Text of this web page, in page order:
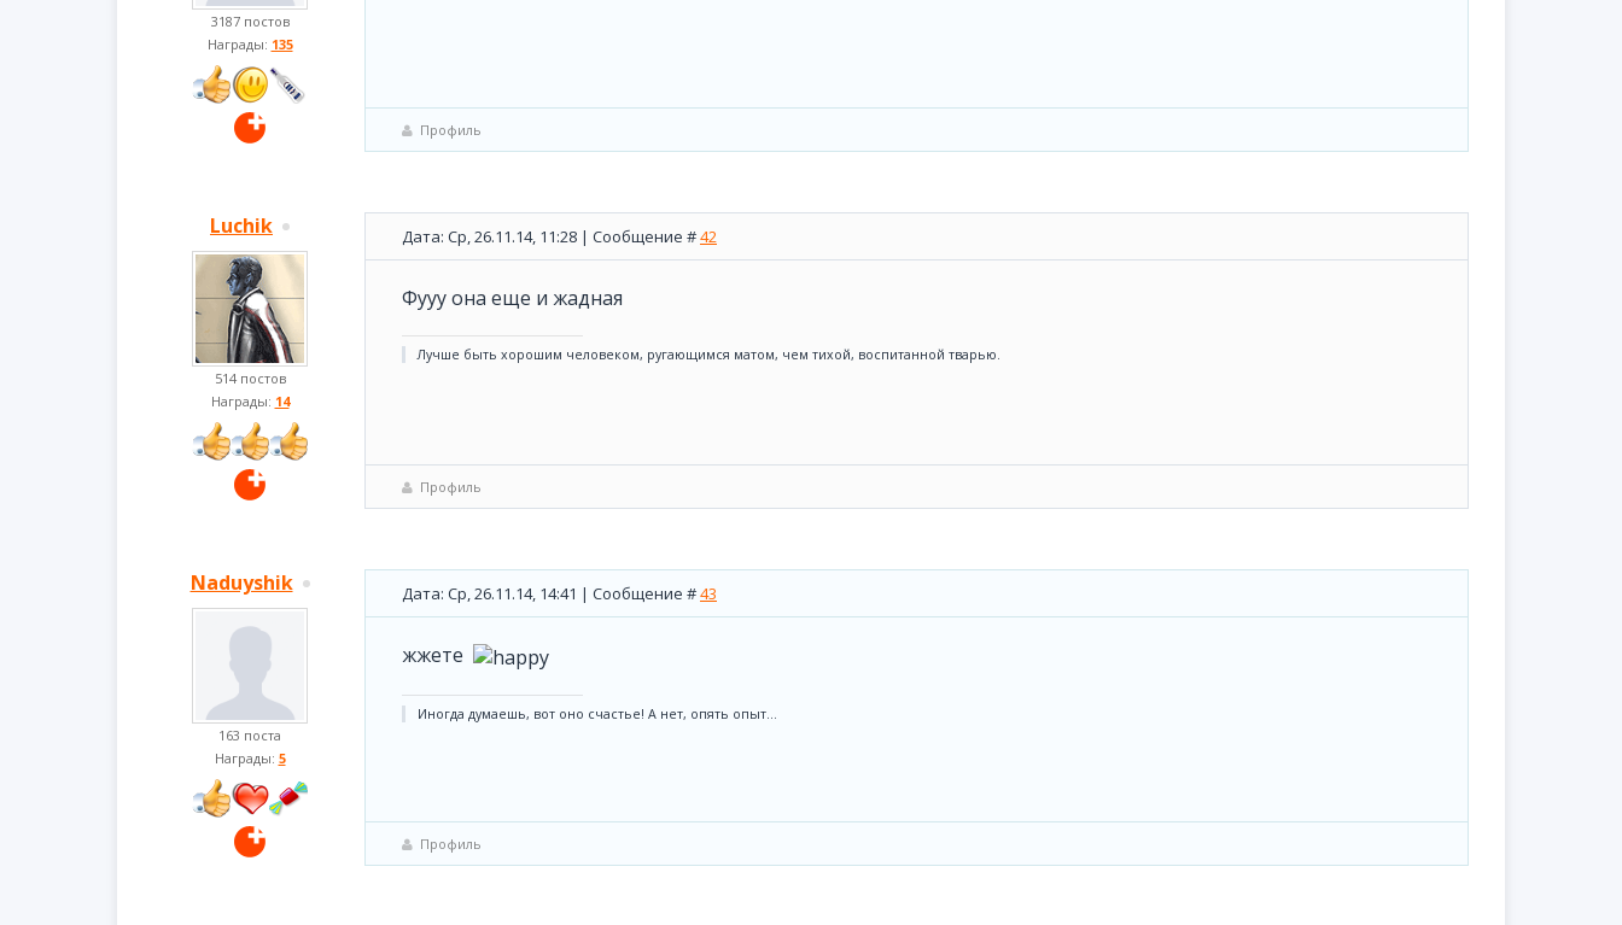
3187 постов
Награды: 135
Профиль
Luchik
514 постов
Награды: 14
Дата: Ср, 26.11.14, 11:28 | Сообщение #42
Фууу она еще и жадная
Лучше быть хорошим человеком, ругающимся матом, чем тихой, воспитанной тварью.
Профиль
Naduyshik
163 поста
Награды: 5
Дата: Ср, 26.11.14, 14:41 | Сообщение #43
жжете
Иногда думаешь, вот оно счастье! А нет, опять опыт...
Профиль